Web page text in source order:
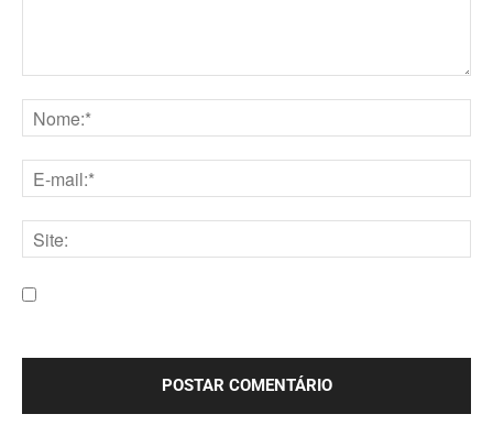
mail:*